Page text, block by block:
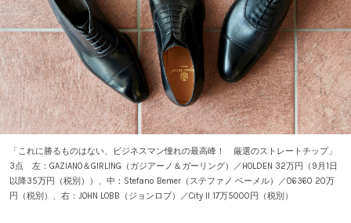
「これに勝るものはない、ビジネスマン憧れの最高峰！ 厳選のストレートチップ」
3点 左：GAZIANO＆GIRLING（ガジアーノ＆ガーリング）／HOLDEN 32万円（9月1日
以降35万円（税別））、中：Stefano Bemer（ステファノ ベーメル）／06360 20万
円（税別）、右：JOHN LOBB（ジョンロブ）／City II 17万5000円（税別）